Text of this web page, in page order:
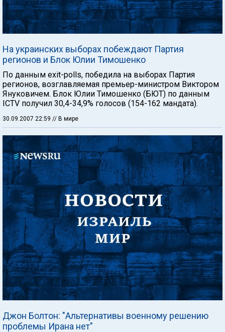
На украинских выборах побеждают Партия
регионов и Блок Юлии Тимошенко
По данным exit-polls, победила на выборах Партия
регионов, возглавляемая премьер-министром Виктором
Януковичем. Блок Юлии Тимошенко (БЮТ) по данным
ICTV получил 30,4-34,9% голосов (154-162 мандата).
30.09.2007 22:59 // В мире
Джон Болтон: "Альтернативы военному решению
проблемы Ирана нет"